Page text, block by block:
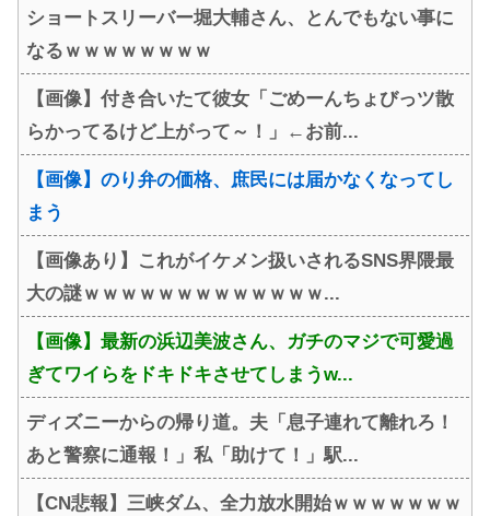
ショートスリーバー堀大輔さん、とんでもない事に
なるｗｗｗｗｗｗｗｗ
【画像】付き合いたて彼女「ごめーんちょびっツ散
らかってるけど上がって～！」←お前...
【画像】のり弁の価格、庶民には届かなくなってし
まう
【画像あり】これがイケメン扱いされるSNS界隈最
大の謎ｗｗｗｗｗｗｗｗｗｗｗｗｗ...
【画像】最新の浜辺美波さん、ガチのマジで可愛過
ぎてワイらをドキドキさせてしまうw...
ディズニーからの帰り道。夫「息子連れて離れろ！
あと警察に通報！」私「助けて！」駅...
【CN悲報】三峡ダム、全力放水開始ｗｗｗｗｗｗｗ